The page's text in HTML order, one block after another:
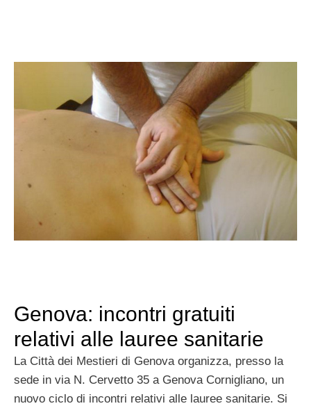
Genova: incontri gratuiti
relativi alle lauree sanitarie
La Città dei Mestieri di Genova organizza, presso la
sede in via N. Cervetto 35 a Genova Cornigliano, un
nuovo ciclo di incontri relativi alle lauree sanitarie. Si